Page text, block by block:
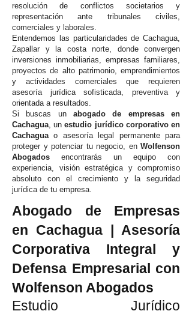
resolución de conflictos societarios y
representación ante tribunales civiles,
comerciales y laborales.
Entendemos las particularidades de Cachagua,
Zapallar y la costa norte, donde convergen
inversiones inmobiliarias, empresas familiares,
proyectos de alto patrimonio, emprendimientos
y actividades comerciales que requieren
asesoría jurídica sofisticada, preventiva y
orientada a resultados.
Si buscas un abogado de empresas en
Cachagua, unestudio jurídico corporativo en
Cachaguao asesoría legal permanente para
proteger y potenciar tu negocio, en Wolfenson
Abogados encontrarás un equipo con
experiencia, visión estratégica y compromiso
absoluto con el crecimiento y la seguridad
jurídica de tu empresa.
Abogado de Empresas
en Cachagua | Asesoría
Corporativa Integral y
Defensa Empresarial con
Wolfenson Abogados
Estudio Jurídico